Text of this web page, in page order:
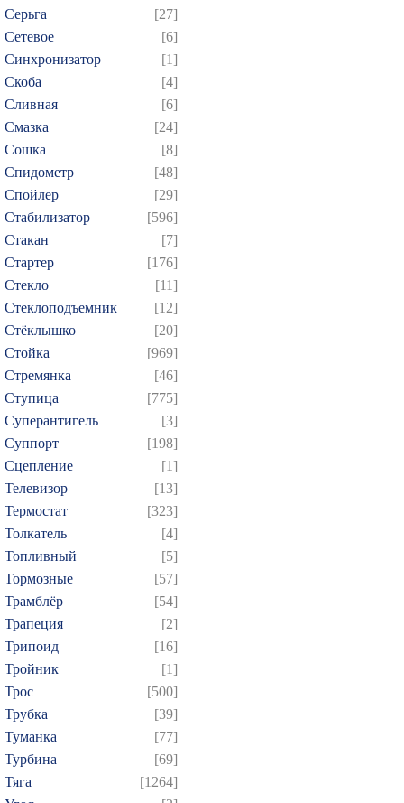
Серьга
[27]
Сетевое
[6]
Синхронизатор
[1]
Скоба
[4]
Сливная
[6]
Смазка
[24]
Сошка
[8]
Спидометр
[48]
Спойлер
[29]
Стабилизатор
[596]
Стакан
[7]
Стартер
[176]
Стекло
[11]
Стеклоподъемник
[12]
Стёклышко
[20]
Стойка
[969]
Стремянка
[46]
Ступица
[775]
Суперантигель
[3]
Суппорт
[198]
Сцепление
[1]
Телевизор
[13]
Термостат
[323]
Толкатель
[4]
Топливный
[5]
Тормозные
[57]
Трамблёр
[54]
Трапеция
[2]
Трипоид
[16]
Тройник
[1]
Трос
[500]
Трубка
[39]
Туманка
[77]
Турбина
[69]
Тяга
[1264]